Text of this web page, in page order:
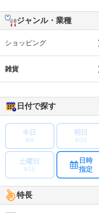
ジャンル・業種
ショッピング
雑貨
日付で探す
今日
8/9
明日
8/10
土曜日
8/15
日時
指定
特長